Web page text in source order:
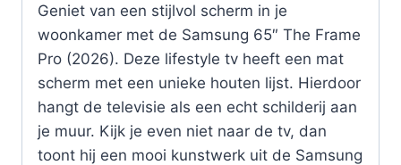
Geniet van een stijlvol scherm in je
woonkamer met de Samsung 65″ The Frame
Pro (2026). Deze lifestyle tv heeft een mat
scherm met een unieke houten lijst. Hierdoor
hangt de televisie als een echt schilderij aan
je muur. Kijk je even niet naar de tv, dan
toont hij een mooi kunstwerk uit de Samsung